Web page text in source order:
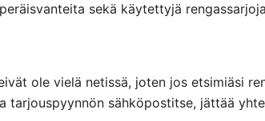
sekä käytettyjä
ole vielä netissä, joten jos etsimiäsi
tarjouspyynnön sähköpostitse, jättää